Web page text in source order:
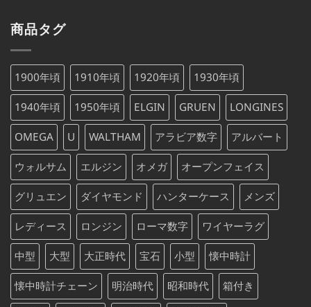
で
価
¥75,000
で
た。
は
¥75,000
で
す。
商品タグ
1900年頃 1910年頃 1920年頃 1930年頃
1940年頃 1950年頃 ELGIN GRUEN LONGINES
OMEGA U WALTHAM アラビア数字 アルバート
ウォルサム エルジン オメガ オープンフェイス
グリュエン ダイヤモンド ハンターケース メンズ
レディース ロンジン ローマ数字 ワイヤーラグ
中型 大型 大正時代 宝石 小型 懐中時計
懐中時計チェーン 明治時代 昭和時代 箱付き